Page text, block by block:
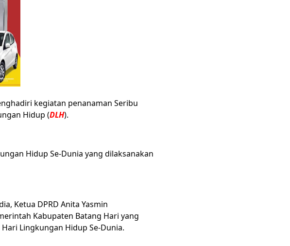
kegiatan penanaman Seribu
Hidup (DLH).
Hidup Se-Dunia yang dilaksanakan
Ketua DPRD Anita Yasmin
Kabupaten Batang Hari yang
Lingkungan Hidup Se-Dunia.